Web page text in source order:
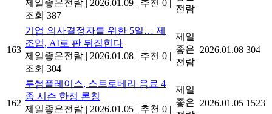
제일좋은전람 2026.01.09 추천 0
조회 387
전람
163
기업 의사결정자를 위한 5일… 제
조업, AI로 판 뒤집힌다
제일좋은전람 | 2026.01.08 | 추천 0 |
조회 304
제일
좋은
전람
2026.01.08 304
162
투썸플레이스, 스트로베리 음료 4
종 시즌 한정 론칭
제일좋은전람 | 2026.01.05 | 추천 0 |
제일
좋은 2026.01.05 1523